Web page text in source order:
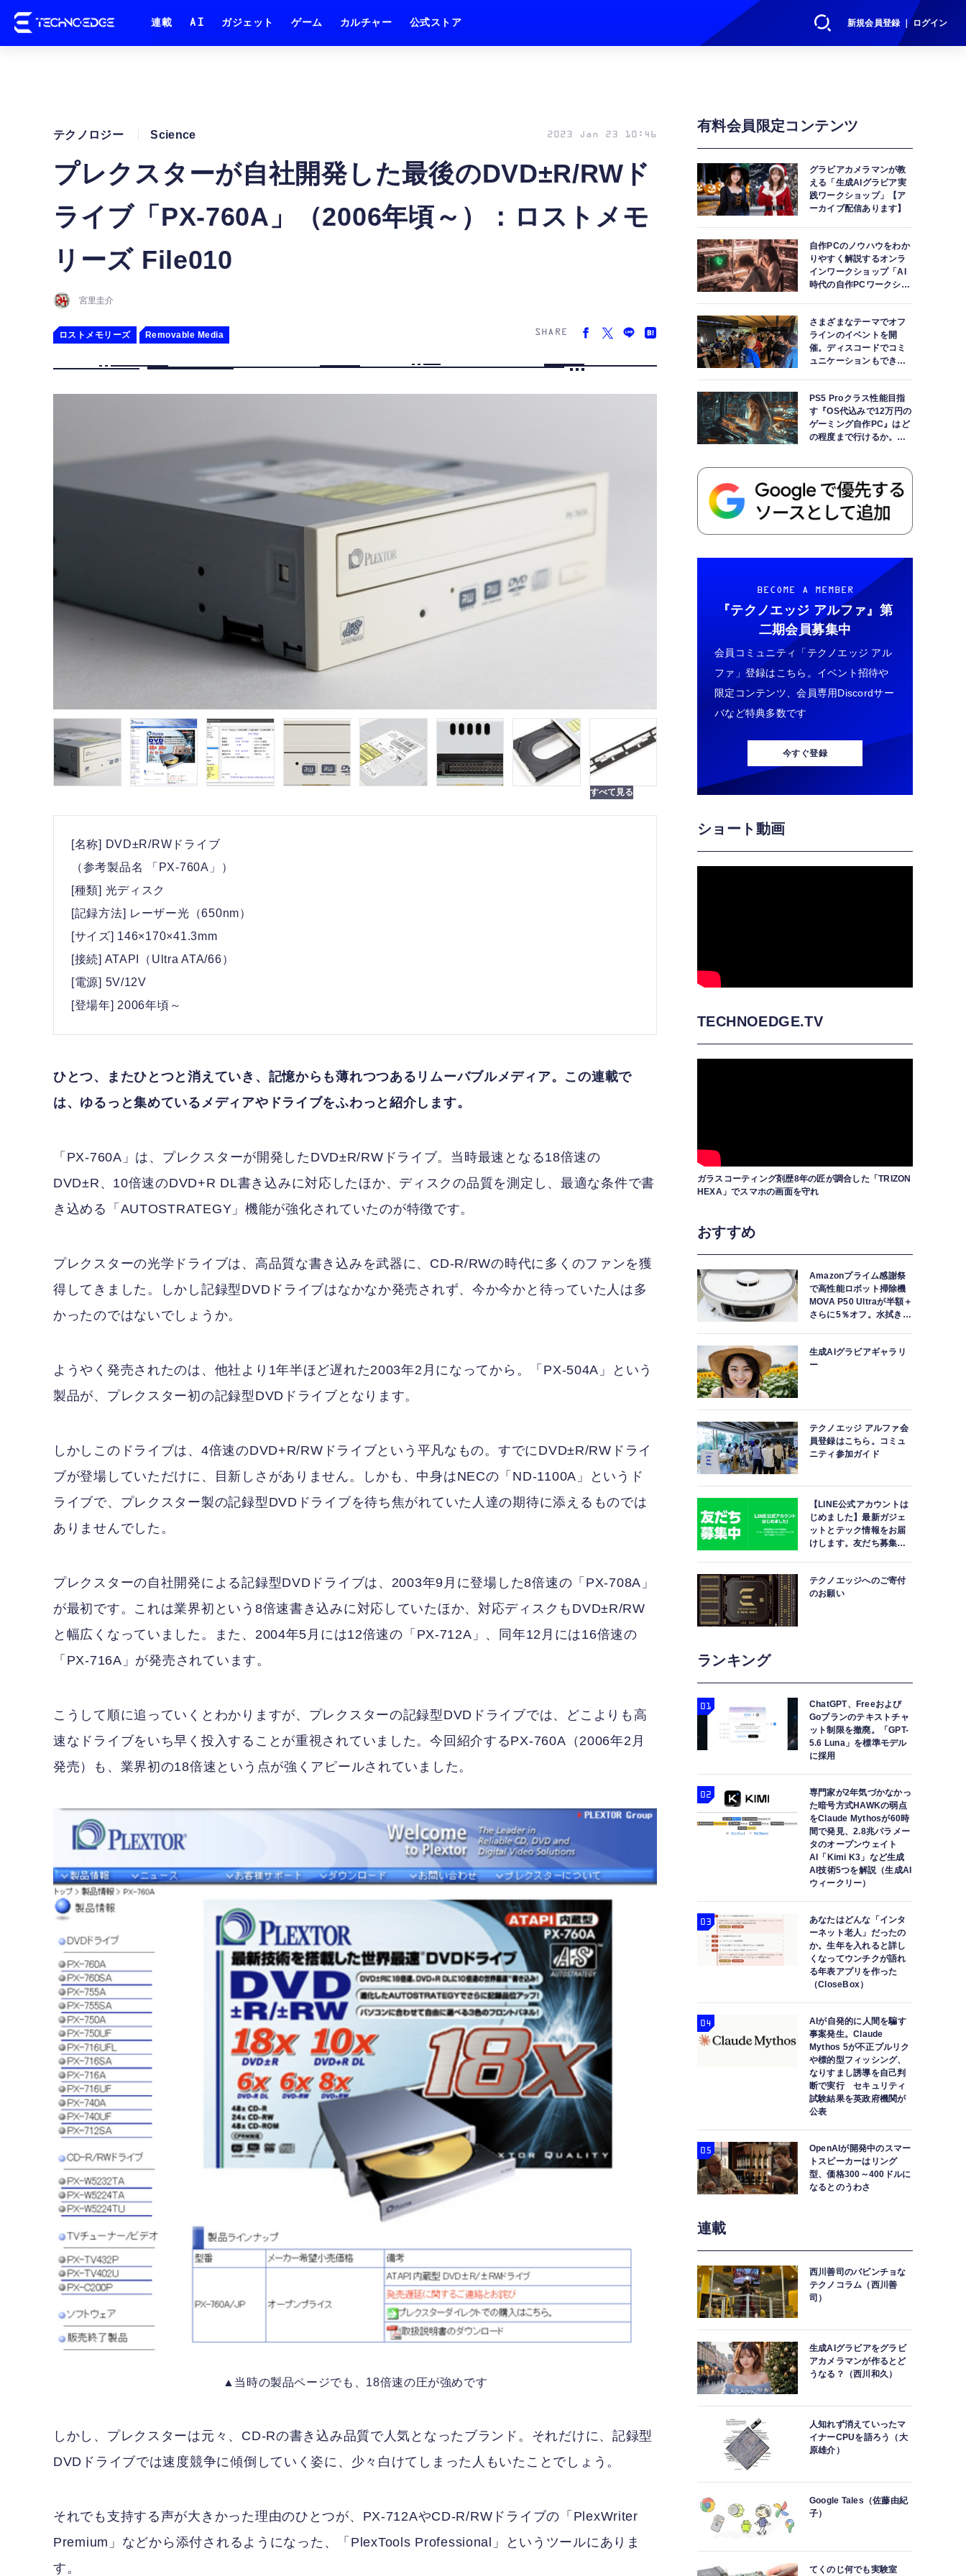
新規会員登録 ｜ ログイン
連載 AI ガジェット ゲーム カルチャー 公式ストア
プレクスターが自社開発した最後のDVD±R/RWド
ライブ「PX-760A」（2006年頃～）：ロストメモ
リーズ File010
テクノロジー Science 2023 Jan 23 10:46
宮里圭介
ロストメモリーズ Removable Media SHARE
[名称] DVD±R/RWドライブ
（参考製品名 「PX-760A」）
[種類] 光ディスク
[記録方法] レーザー光（650nm）
[サイズ] 146×170×41.3mm
[接続] ATAPI（Ultra ATA/66）
[電源] 5V/12V
[登場年] 2006年頃～
ひとつ、またひとつと消えていき、記憶からも薄れつつあるリムーバブルメディア。この連載で
は、ゆるっと集めているメディアやドライブをふわっと紹介します。
「PX-760A」は、プレクスターが開発したDVD±R/RWドライブ。当時最速となる18倍速の
DVD±R、10倍速のDVD+R DL書き込みに対応したほか、ディスクの品質を測定し、最適な条件で書
き込める「AUTOSTRATEGY」機能が強化されていたのが特徴です。
プレクスターの光学ドライブは、高品質な書き込みを武器に、CD-R/RWの時代に多くのファンを獲
得してきました。しかし記録型DVDドライブはなかなか発売されず、今か今かと待っていた人は多
かったのではないでしょうか。
ようやく発売されたのは、他社より1年半ほど遅れた2003年2月になってから。「PX-504A」という
製品が、プレクスター初の記録型DVDドライブとなります。
しかしこのドライブは、4倍速のDVD+R/RWドライブという平凡なもの。すでにDVD±R/RWドライ
ブが登場していただけに、目新しさがありません。しかも、中身はNECの「ND-1100A」というド
ライブで、プレクスター製の記録型DVDドライブを待ち焦がれていた人達の期待に添えるものでは
ありませんでした。
プレクスターの自社開発による記録型DVDドライブは、2003年9月に登場した8倍速の「PX-708A」
が最初です。これは業界初という8倍速書き込みに対応していたほか、対応ディスクもDVD±R/RW
と幅広くなっていました。また、2004年5月には12倍速の「PX-712A」、同年12月には16倍速の
「PX-716A」が発売されています。
こうして順に追っていくとわかりますが、プレクスターの記録型DVDドライブでは、どこよりも高
速なドライブをいち早く投入することが重視されていました。今回紹介するPX-760A（2006年2月
発売）も、業界初の18倍速という点が強くアピールされていました。
▲当時の製品ページでも、18倍速の圧が強めです
しかし、プレクスターは元々、CD-Rの書き込み品質で人気となったブランド。それだけに、記録型
DVDドライブでは速度競争に傾倒していく姿に、少々白けてしまった人もいたことでしょう。
それでも支持する声が大きかった理由のひとつが、PX-712AやCD-R/RWドライブの「PlexWriter
Premium」などから添付されるようになった、「PlexTools Professional」というツールにありま
す。
有料会員限定コンテンツ
グラビアカメラマンが教
える「生成AIグラビア実
践ワークショップ」【ア
ーカイブ配信あります】
自作PCのノウハウをわか
りやすく解説するオンラ
インワークショップ「AI
時代の自作PCワークショ
さまざまなテーマでオフ
ラインのイベントを開
催。ディスコードでコミ
ュニケーションもできま
PS5 Proクラス性能目指
す『OS代込みで12万円の
ゲーミング自作PC』はど
の程度まで行けるか。
BECOME A MEMBER
『テクノエッジ アルファ』 第
二期会員募集中
会員コミュニティ「テクノエッジ アル
ファ」登録はこちら。イベント招待や
限定コンテンツ、会員専用Discordサー
バなど特典多数です
今すぐ登録
ショート動画
TECHNOEDGE.TV
ガラスコーティング剤歴8年の匠が調合した「TRIZON
HEXA」でスマホの画面を守れ
おすすめ
Amazonプライム感謝祭
で高性能ロボット掃除機
MOVA P50 Ultraが半額＋
さらに5％オフ。水拭きモ
生成AIグラビアギャラリ
ー
テクノエッジ アルファ会
員登録はこちら。コミュ
ニティ参加ガイド
【LINE公式アカウントは
じめました】最新ガジェ
ットとテック情報をお届
けします。友だち募集
テクノエッジへのご寄付
のお願い
ランキング
ChatGPT、Freeおよび
Goプランのテキストチャ
ット制限を撤廃。「GPT-
5.6 Luna」を標準モデル
に採用
専門家が2年気づかなかっ
た暗号方式HAWKの弱点
をClaude Mythosが60時
間で発見、2.8兆パラメー
タのオープンウェイト
AI「Kimi K3」など生成
AI技術5つを解説（生成AI
ウィークリー）
あなたはどんな「インタ
ーネット老人」だったの
か。生年を入れると詳し
くなってウンチクが語れ
る年表アプリを作った
（CloseBox）
AIが自発的に人間を騙す
事案発生。Claude
Mythos 5が不正プルリク
や標的型フィッシング、
なりすまし誘導を自己判
断で実行 セキュリティ
試験結果を英政府機関が
公表
OpenAIが開発中のスマー
トスピーカーはリング
型、価格300～400ドルに
なるとのうわさ
連載
西川善司のバビンチョな
テクノコラム（西川善
司）
生成AIグラビアをグラビ
アカメラマンが作るとど
うなる？（西川和久）
人知れず消えていったマ
イナーCPUを語ろう（大
原雄介）
Google Tales（佐藤由紀
子）
てくのじ何でも実験室